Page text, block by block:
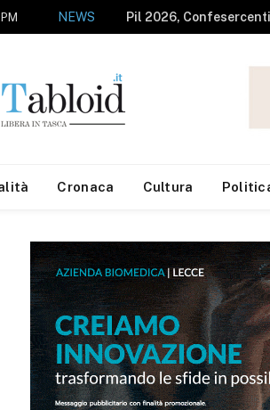
NEWS
Cronaca Cultura